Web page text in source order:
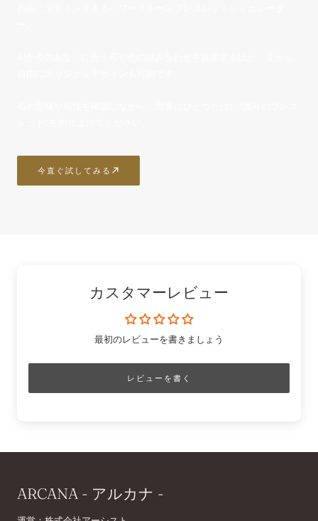
今直ぐ試してみる
カスタマーレビュー
最初のレビューを書きましょう
レビューを書く
ARCANA - アルカナ -